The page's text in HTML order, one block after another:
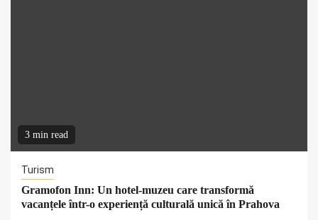
3 min read
Turism
Gramofon Inn: Un hotel-muzeu care transformă
vacanțele într-o experiență culturală unică în Prahova